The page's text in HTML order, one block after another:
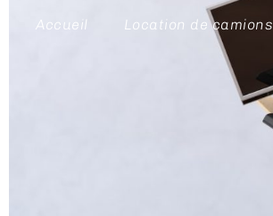
Accueil Location de camions